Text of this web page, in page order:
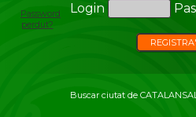
Login
Password
perdut?
Buscar ciutat de